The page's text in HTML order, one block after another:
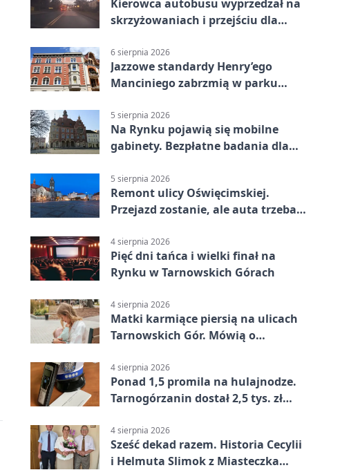
Kierowca autobusu wyprzedzał na
skrzyżowaniach i przejściu dla
6 sierpnia 2026
Jazzowe standardy Henry’ego
Manciniego zabrzmią w parku
5 sierpnia 2026
Na Rynku pojawią się mobilne
gabinety. Bezpłatne badania dla
5 sierpnia 2026
Remont ulicy Oświęcimskiej.
Przejazd zostanie, ale auta trzeba
4 sierpnia 2026
Pięć dni tańca i wielki finał na
Rynku w Tarnowskich Górach
4 sierpnia 2026
Matki karmiące piersią na ulicach
Tarnowskich Gór. Mówią o
4 sierpnia 2026
Ponad 1,5 promila na hulajnodze.
Tarnogórzanin dostał 2,5 tys. zł
4 sierpnia 2026
Sześć dekad razem. Historia Cecylii
i Helmuta Slimok z Miasteczka